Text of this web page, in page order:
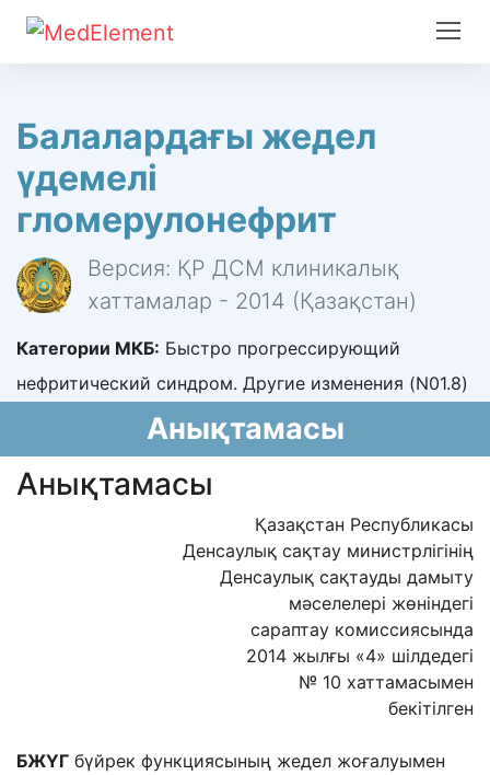
Балалардағы жедел
үдемелі
гломерулонефрит
Версия: ҚР ДСМ клиникалық
хаттамалар - 2014 (Қазақстан)
Категории МКБ: Быстро прогрессирующий
нефритический синдром. Другие изменения (N01.8)
Анықтамасы
Анықтамасы
Қазақстан Республикасы
Денсаулық сақтау министрлігінің
Денсаулық сақтауды дамыту
мәселелері жөніндегі
сараптау комиссиясында
2014 жылғы «4» шілдедегі
№ 10 хаттамасымен
бекітілген
БЖҮГ бүйрек функциясының жедел жоғалуымен